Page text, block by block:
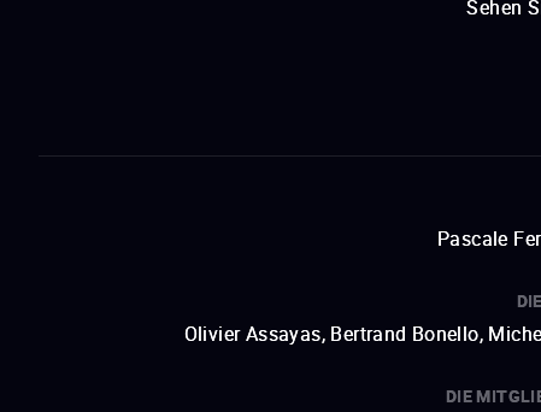
Sehen
Pascale
Olivier Assayas, Bertrand Bonello,
DIE